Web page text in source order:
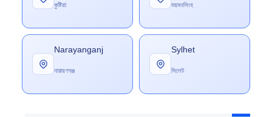
কুষ্টিয়া ময়মনসিংহ
Narayanganj
নারায়ণগঞ্জ
Sylhet
সিলেট